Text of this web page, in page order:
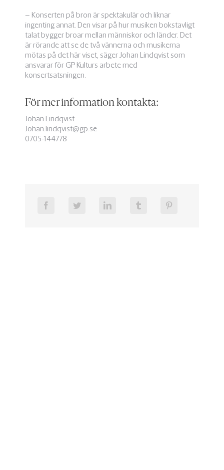
– Konserten på bron är spektakulär och liknar
ingenting annat. Den visar på hur musiken bokstavligt
talat bygger broar mellan människor och länder. Det
är rörande att se de två vännerna och musikerna
mötas på det här viset, säger Johan Lindqvist som
ansvarar för GP Kulturs arbete med
konsertsatsningen.
För mer information kontakta:
Johan Lindqvist
Johan.lindqvist@gp.se
0705-144778